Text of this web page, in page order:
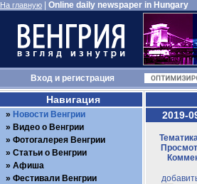
На главную Online daily newspaper in Hungary
Входи регистрация
2019-
Навигация
Новости Венгрии
Видео о Венгрии
Фотогалерея Венгрии
Статьи о Венгрии
Афиша
Фестивали Венгрии